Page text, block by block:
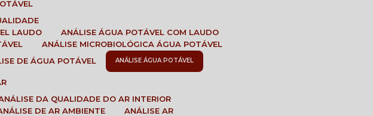
LAUDO
ANÁLISE ÁGUA POTÁVEL COM LAUDO
ANÁLISE MICROBIOLÓGICA ÁGUA POTÁVEL
DE ÁGUA POTÁVEL ANÁLISE ÁGUA POTÁVEL
ANÁLISE DA QUALIDADE DO AR INTERIOR
ANÁLISE DE AR AMBIENTE
ANÁLISE AR